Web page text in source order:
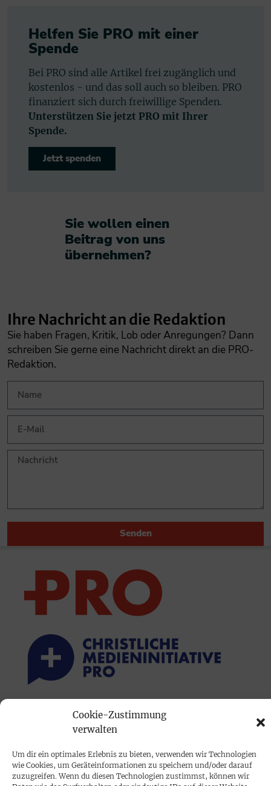
Cookie-Zustimmung
verwalten
Um dir ein optimales Erlebnis zu bieten, verwenden wir Technologien
wie Cookies, um Geräteinformationen zu speichern und/oder darauf
zuzugreifen. Wenn du diesen Technologien zustimmst, können wir
Helfen Sie PRO mit einer
Spende
Bei PRO sind alle Artikel frei zugänglich und
kostenlos - und das soll auch so bleiben. PRO
finanziert sich durch freiwillige Spenden.
Unterstützen Sie jetzt PRO mit Ihrer
Spende.
Jetzt spenden
Sie wollen einen
Beitrag von uns
übernehmen?​
Ihre Nachricht an die Redaktion
Sie haben Fragen, Kritik, Lob oder Anregungen? Dann
schreiben Sie gerne eine Nachricht direkt an die PRO-
Redaktion.
Senden
PRINTAUSGABE
Mediadaten
PROKOMPAKT